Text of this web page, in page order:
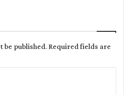
published.Required fields are